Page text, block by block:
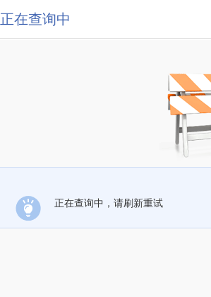
正在查询中
正在查询中，请刷新重试